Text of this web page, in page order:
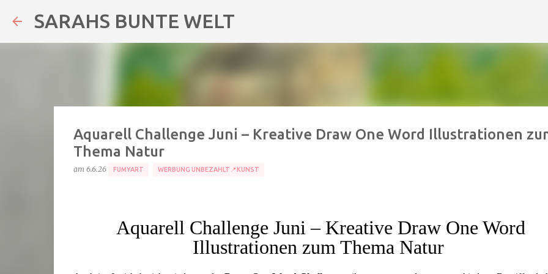
SARAHS BUNTE WELT
Aquarell Challenge Juni – Kreative Draw One Word Illustrationen
Thema Natur
am 6.6.26 FUMYART WERBUNG UNBEZAHLT📍KUNST
Aquarell Challenge Juni – Kreative Draw One Word
Illustrationen zum Thema Natur